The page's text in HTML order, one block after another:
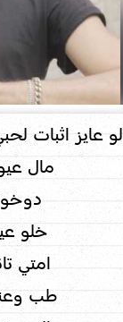
لو عايز اثبات
مال
خلو
امتي
طب